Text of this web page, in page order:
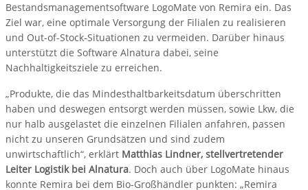
Bestandsmanagementsoftware LogoMate von Remira ein. Das
Ziel war, eine optimale Versorgung der Filialen zu realisieren
und Out-of-Stock-Situationen zu vermeiden. Darüber hinaus
unterstützt die Software Alnatura dabei, seine
Nachhaltigkeitsziele zu erreichen.
„Produkte, die das Mindesthaltbarkeitsdatum überschritten
haben und deswegen entsorgt werden müssen, sowie Lkw, die
nur halb ausgelastet die einzelnen Filialen anfahren, passen
nicht zu unseren Grundsätzen und sind zudem
unwirtschaftlich“, erklärt Matthias Lindner, stellvertretender
Leiter Logistik bei Alnatura. Doch auch über LogoMate hinaus
konnte Remira bei dem Bio-Großhändler punkten: „Remira